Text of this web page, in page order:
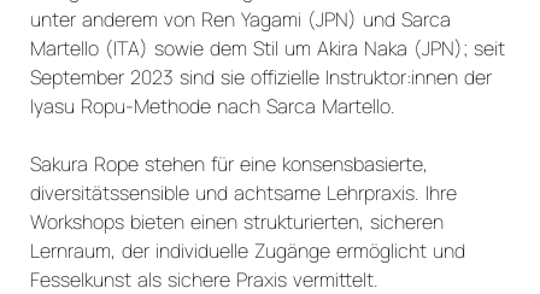
unter anderem von Ren Yagami (JPN) und Sarca
Martello (ITA) sowie dem Stil um Akira Naka (JPN); seit
September 2023 sind sie offizielle Instruktor:innen der
Iyasu Ropu-Methode nach Sarca Martello.
Sakura Rope stehen für eine konsensbasierte,
diversitätssensible und achtsame Lehrpraxis. Ihre
Workshops bieten einen strukturierten, sicheren
Lernraum, der individuelle Zugänge ermöglicht und
Fesselkunst als sichere Praxis vermittelt.